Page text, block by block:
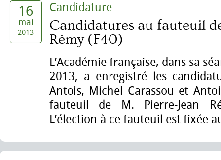
16
mai
2013
Candidature
Candidatures au fauteuil
Rémy (F40)
L’Académie française, dans sa
2013, a enregistré les
Antois, Michel Carassou et
fauteuil de M. Pierre-Jean
L’élection à ce fauteuil est fixée